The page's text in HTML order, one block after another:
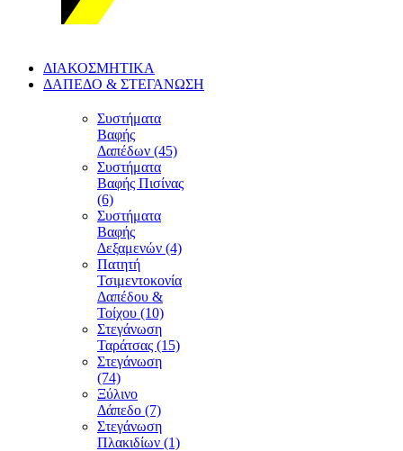
ΔΙΑΚΟΣΜΗΤΙΚΑ
ΔΑΠΕΔΟ & ΣΤΕΓΑΝΩΣΗ
Συστήματα
Βαφής
Δαπέδων (45)
Συστήματα
Βαφής Πισίνας
(6)
Συστήματα
Βαφής
Δεξαμενών (4)
Πατητή
Τσιμεντοκονία
Δαπέδου &
Τοίχου (10)
Στεγάνωση
Ταράτσας (15)
Στεγάνωση
(74)
Ξύλινο
Δάπεδο (7)
Στεγάνωση
Πλακιδίων (1)